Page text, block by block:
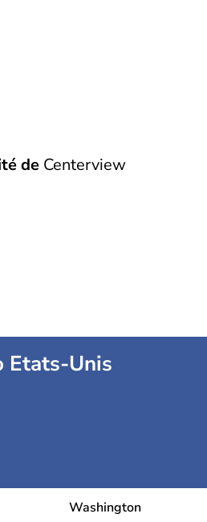
de Centerview
Etats-Unis
Washington